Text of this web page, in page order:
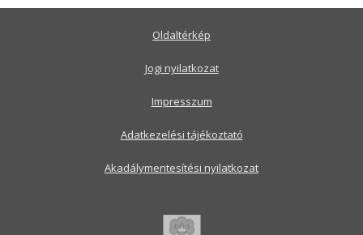
Oldaltérkép
Jogi nyilatkozat
Impresszum
Adatkezelési tájékoztató
Akadálymentesítési nyilatkozat